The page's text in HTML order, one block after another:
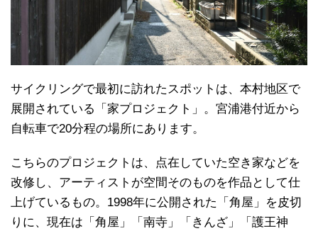
サイクリングで最初に訪れたスポットは、本村地区で
展開されている「家プロジェクト」。宮浦港付近から
自転車で20分程の場所にあります。
こちらのプロジェクトは、点在していた空き家などを
改修し、アーティストが空間そのものを作品として仕
上げているもの。1998年に公開された「角屋」を皮切
りに、現在は「角屋」「南寺」「きんざ」「護王神